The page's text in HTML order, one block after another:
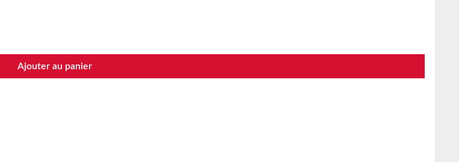
Ajouter au panier